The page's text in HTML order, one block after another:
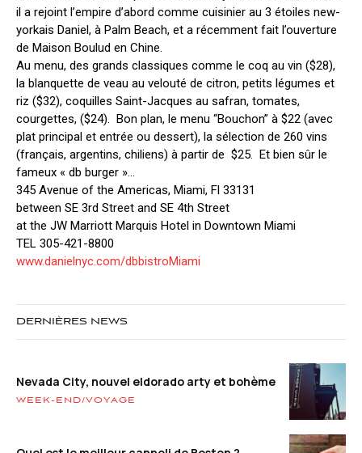
il a rejoint l’empire d’abord comme cuisinier au 3 étoiles new-
yorkais Daniel, à Palm Beach, et a récemment fait l’ouverture
de Maison Boulud en Chine.
Au menu, des grands classiques comme le coq au vin ($28),
la blanquette de veau au velouté de citron, petits légumes et
riz ($32), coquilles Saint-Jacques au safran, tomates,
courgettes, ($24). Bon plan, le menu “Bouchon” à $22 (avec
plat principal et entrée ou dessert), la sélection de 260 vins
(français, argentins, chiliens) à partir de $25. Et bien sûr le
fameux « db burger »…
345 Avenue of the Americas, Miami, Fl 33131
between SE 3rd Street and SE 4th Street
at the JW Marriott Marquis Hotel in Downtown Miami
TEL 305-421-8800
www.danielnyc.com/dbbistroMiami
DERNIÈRES NEWS
Nevada City, nouvel eldorado arty et bohème
WEEK-END/VOYAGE